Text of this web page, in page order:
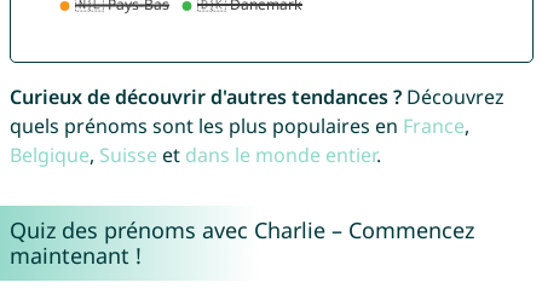
Curieux de découvrir d'autres tendances ?Découvrez
quels prénoms sont les plus populaires en France,
Belgique, Suisse et dans le monde entier.
Quiz des prénoms avec Charlie – Commencez
maintenant !